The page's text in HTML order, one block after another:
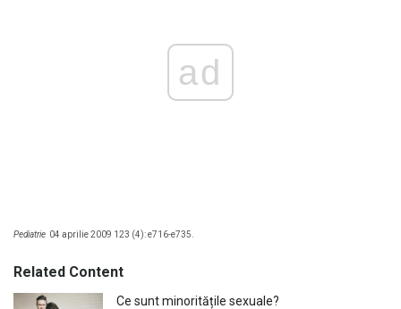
ad
Pediatrie 04 aprilie 2009 123 (4): e716-e735.
Related Content
Ce sunt minoritățile sexuale?